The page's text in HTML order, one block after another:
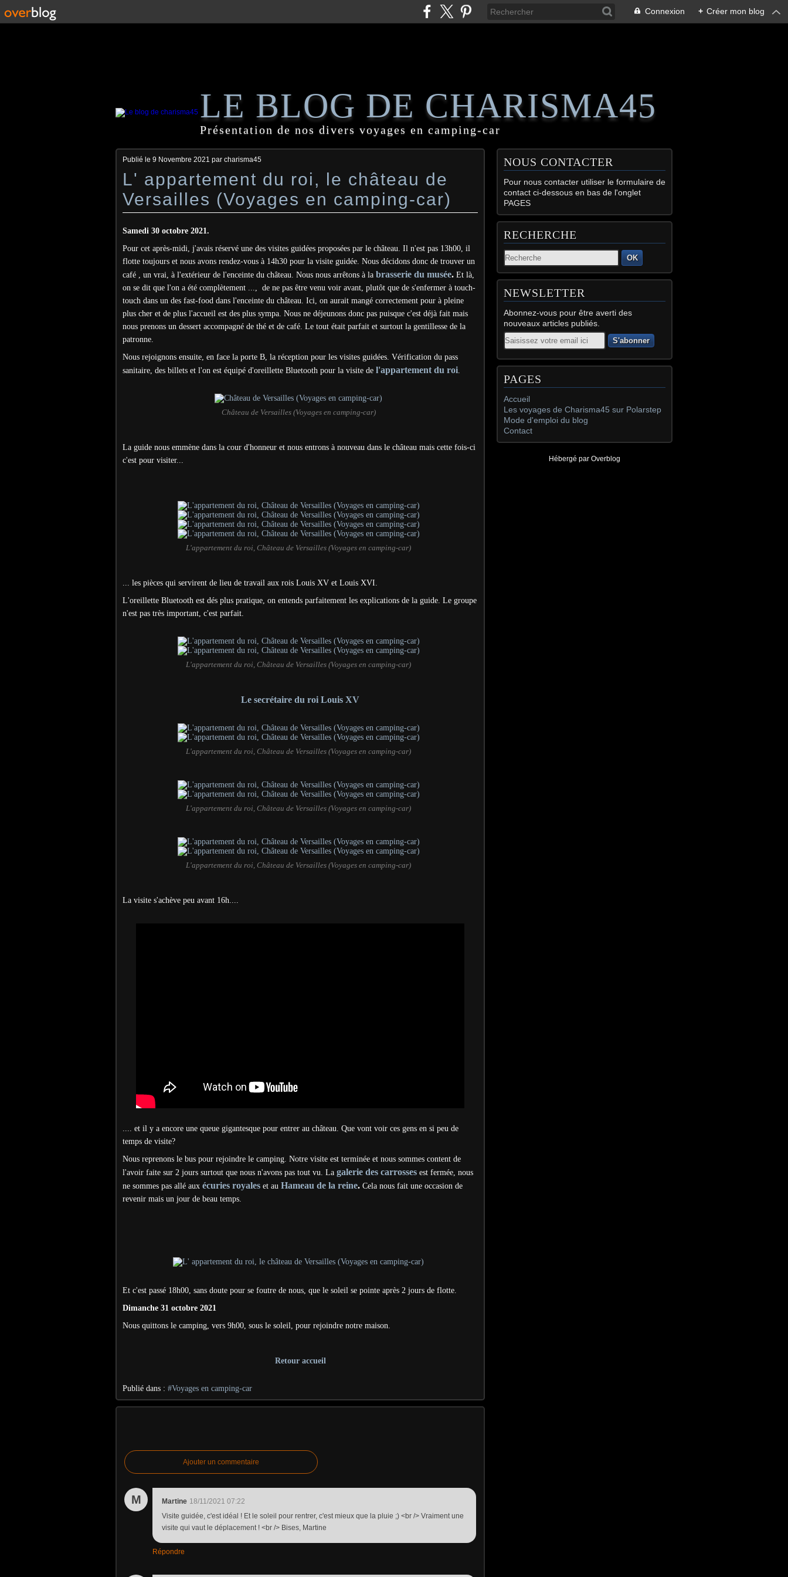
Connexion + Créer mon blog
LE BLOG DE CHARISMA45
Présentation de nos divers voyages en camping-car
Publié le 9 Novembre 2021 par charisma45
L' appartement du roi, le château de
Versailles (Voyages en camping-car)
Samedi 30 octobre 2021.
Pour cet après-midi, j'avais réservé une des visites guidées proposées par le château. Il n'est pas 13h00, il
flotte toujours et nous avons rendez-vous à 14h30 pour la visite guidée. Nous décidons donc de trouver un
café , un vrai, à l'extérieur de l'enceinte du château. Nous nous arrêtons à la brasserie du musée. Et là,
on se dit que l'on a été complètement ..., de ne pas être venu voir avant, plutôt que de s'enfermer à touch-
touch dans un des fast-food dans l'enceinte du château. Ici, on aurait mangé correctement pour à pleine
plus cher et de plus l'accueil est des plus sympa. Nous ne déjeunons donc pas puisque c'est déjà fait mais
nous prenons un dessert accompagné de thé et de café. Le tout était parfait et surtout la gentillesse de la
patronne.
Nous rejoignons ensuite, en face la porte B, la réception pour les visites guidées. Vérification du pass
sanitaire, des billets et l'on est équipé d'oreillette Bluetooth pour la visite de l'appartement du roi.
Château de Versailles (Voyages en camping-car)
La guide nous emmène dans la cour d'honneur et nous entrons à nouveau dans le château mais cette fois-ci
c'est pour visiter...
L'appartement du roi, Château de Versailles (Voyages en camping-car)
... les pièces qui servirent de lieu de travail aux rois Louis XV et Louis XVI.
L'oreillette Bluetooth est dés plus pratique, on entends parfaitement les explications de la guide. Le groupe
n'est pas très important, c'est parfait.
L'appartement du roi, Château de Versailles (Voyages en camping-car)
Le secrétaire du roi Louis XV
L'appartement du roi, Château de Versailles (Voyages en camping-car)
L'appartement du roi, Château de Versailles (Voyages en camping-car)
L'appartement du roi, Château de Versailles (Voyages en camping-car)
La visite s'achève peu avant 16h....
.... et il y a encore une queue gigantesque pour entrer au château. Que vont voir ces gens en si peu de
temps de visite?
Nous reprenons le bus pour rejoindre le camping. Notre visite est terminée et nous sommes content de
l'avoir faite sur 2 jours surtout que nous n'avons pas tout vu. La galerie des carrosses est fermée, nous
ne sommes pas allé aux écuries royales et au Hameau de la reine. Cela nous fait une occasion de
revenir mais un jour de beau temps.
Et c'est passé 18h00, sans doute pour se foutre de nous, que le soleil se pointe après 2 jours de flotte.
Dimanche 31 octobre 2021
Nous quittons le camping, vers 9h00, sous le soleil, pour rejoindre notre maison.
Retour accueil
Publié dans : #Voyages en camping-car
Ajouter un commentaire
M Martine 18/11/2021 07:22
Visite guidée, c'est idéal ! Et le soleil pour rentrer, c'est mieux que la pluie ;) <br /> Vraiment une
visite qui vaut le déplacement ! <br /> Bises, Martine
Répondre
NOUS CONTACTER
Pour nous contacter utiliser le formulaire de
contact ci-dessous en bas de l'onglet
PAGES
RECHERCHE
OK
NEWSLETTER
Abonnez-vous pour être averti des
nouveaux articles publiés.
Email
PAGES
Accueil
Les voyages de Charisma45 sur Polarstep
Mode d'emploi du blog
Contact
Hébergé par Overblog